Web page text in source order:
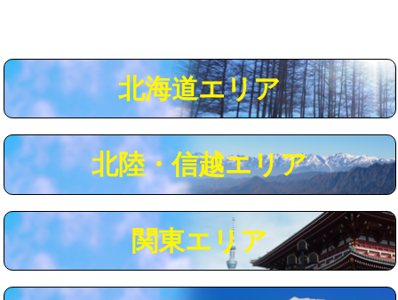
用（追加）/3ｍ超え)
給水管工事※（ライニング鋼管・銅
44,000円
給水管工事※（ライニング鋼管・銅
管・ポリ管・HT管使用/3ｍ超え)
+8,800円
マス交換（土の掘削・埋め戻し作業） 11,000円~
マス交換（深さ50㎝未満） 55,000円
マス交換（深さ50㎝以上） 66,000円
北海道エリア
北陸・信越エリア
関東エリア